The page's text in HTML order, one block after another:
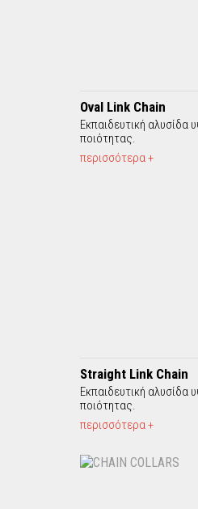
Oval Link Chain
Εκπαιδευτική αλυσίδα
ποιότητας.
περισσότερα +
Straight Link Chain
Εκπαιδευτική αλυσίδα
ποιότητας.
περισσότερα +